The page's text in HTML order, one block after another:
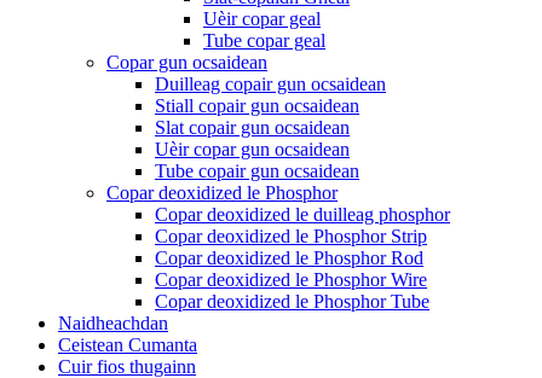
Uèir copar geal
Tube copar geal
Copar gun ocsaidean
Duilleag copair gun ocsaidean
Stiall copair gun ocsaidean
Slat copair gun ocsaidean
Uèir copar gun ocsaidean
Tube copair gun ocsaidean
Copar deoxidized le Phosphor
Copar deoxidized le duilleag phosphor
Copar deoxidized le Phosphor Strip
Copar deoxidized le Phosphor Rod
Copar deoxidized le Phosphor Wire
Copar deoxidized le Phosphor Tube
Naidheachdan
Ceistean Cumanta
Cuir fios thugainn